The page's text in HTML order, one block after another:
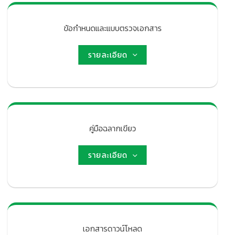
ข้อกำหนดและแบบตรวจเอกสาร
รายละเอียด
คู่มือฉลากเขียว
รายละเอียด
เอกสารดาวน์โหลด